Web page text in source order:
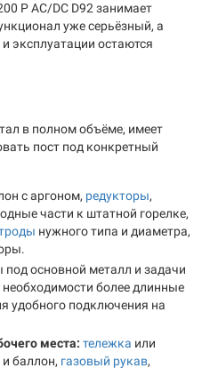
P AC/DC D92 занимает
уже серьёзный, а
эксплуатации остаются
в полном объёме, имеет
пост под конкретный
с аргоном, редукторы,
части к штатной горелке,
нужного типа и диаметра,
под основной металл и задачи
более длинные
удобного подключения на
места: тележка или
баллон, газовый рукав,